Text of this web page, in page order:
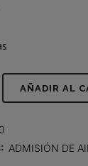
AÑADIR AL
ADMISIÓN DE